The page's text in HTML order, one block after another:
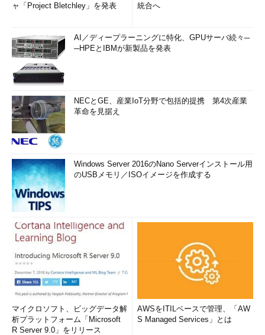
ャ「Project Bletchley」を発表
統合へ
AI／ディープラーニングに特化、GPUサーバ続々─
─HPEとIBMが新製品を発表
NECとGE、産業IoT分野で包括的提携 第4次産業
革命を見据え
Windows Server 2016のNano Serverインストール用
のUSBメモリ／ISOイメージを作成する
マイクロソフト、ビッグデータ解
析プラットフォーム「Microsoft
R Server 9.0」をリリース
AWSをITILベースで管理、「AW
S Managed Services」とは